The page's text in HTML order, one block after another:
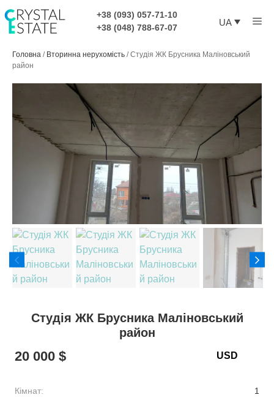
до
контенту
+38 (093) 057-71-10
+38 (048) 788-67-07
UA
Головна / Вторинна нерухомість /Студія ЖК Брусника Маліновський
район
Студія ЖК Брусника Маліновський
район
20 000 $
Кімнат: 1